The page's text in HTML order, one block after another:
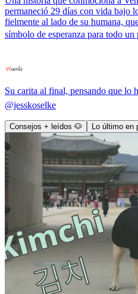
permaneció 29 días con vida bajo
fielmente al lado de su humana,
símbolo de esperanza para todo
Su carita al final, pensando que lo
@jesskoselke
Consejos + leídos 🐶 Lo último en